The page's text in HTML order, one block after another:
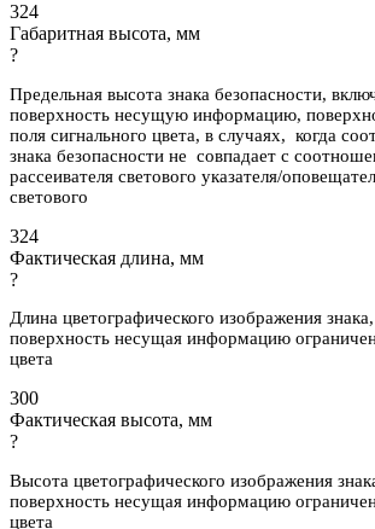
324
Габаритная высота, мм
?
Предельная высота знака безопасности,
поверхность несущую информацию,
поля сигнального цвета, в случаях, когда
знака безопасности не совпадает с
рассеивателя светового указателя/
светового
324
Фактическая длина, мм
?
Длина цветографического изображения
поверхность несущая информацию
цвета
300
Фактическая высота, мм
?
Высота цветографического изображения
поверхность несущая информацию
цвета